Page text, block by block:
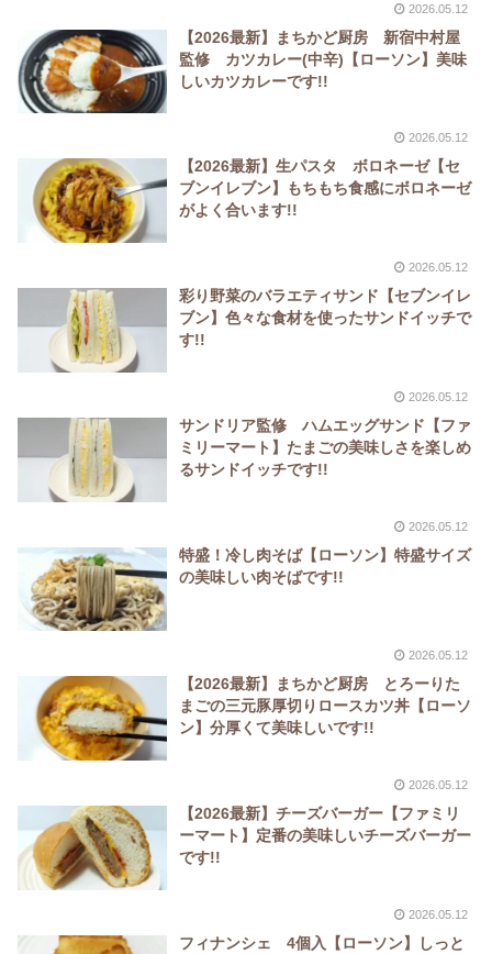
2026.05.12
【2026最新】まちかど厨房 新宿中村屋
監修 カツカレー(中辛)【ローソン】美味
しいカツカレーです!!
2026.05.12
【2026最新】生パスタ ボロネーゼ【セ
ブンイレブン】もちもち食感にボロネーゼ
がよく合います!!
2026.05.12
彩り野菜のバラエティサンド【セブンイレ
ブン】色々な食材を使ったサンドイッチで
す!!
2026.05.12
サンドリア監修 ハムエッグサンド【ファ
ミリーマート】たまごの美味しさを楽しめ
るサンドイッチです!!
2026.05.12
特盛！冷し肉そば【ローソン】特盛サイズ
の美味しい肉そばです!!
2026.05.12
【2026最新】まちかど厨房 とろーりた
まごの三元豚厚切りロースカツ丼【ローソ
ン】分厚くて美味しいです!!
2026.05.12
【2026最新】チーズバーガー【ファミリ
ーマート】定番の美味しいチーズバーガー
です!!
2026.05.12
フィナンシェ 4個入【ローソン】しっと